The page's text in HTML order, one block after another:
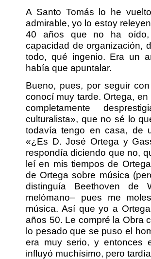
A Santo Tomás lo he
admirable, yo lo estoy
40 años que no ha oído,
capacidad de organización,
todo, qué ingenio. Era un
había que apuntalar.
Bueno, pues, por seguir
conocí muy tarde. Ortega,
completamente
culturalista», que no sé lo
todavía tengo en casa, de
«¿Es D. José Ortega y
respondía diciendo que no,
leí en mis tiempos de
de Ortega sobre música
distinguía Beethoven de
melómano– pues me
música. Así que yo a
años 50. Le compré la Obra
lo pesado que se puso el
era muy serio, y entonces
influyó muchísimo, pero